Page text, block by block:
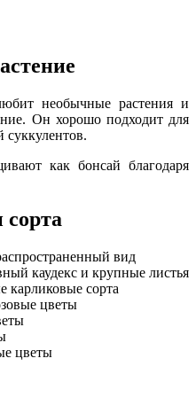
необычные растения и
Он хорошо подходит для
суккулентов.
как бонсай благодаря
вид
каудекс и крупные листья
карликовые сорта
цветы
цветы